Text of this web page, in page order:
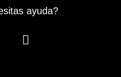
ayuda?